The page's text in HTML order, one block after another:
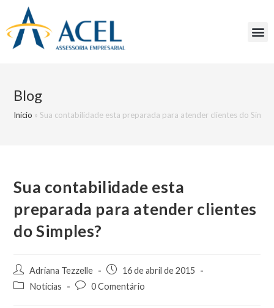
Blog
Início » Sua contabilidade esta preparada para atender clientes do
Sua contabilidade esta
preparada para atender clientes
do Simples?
Adriana Tezzelle
16 de abril de 2015
Notícias
0 Comentário